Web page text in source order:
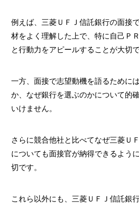
例えば、三菱ＵＦＪ信託銀行の面接
材をよく理解した上で、特に自己Ｐ
と行動力をアピールすることが大切で
一方、面接で志望動機を語るために
か、なぜ銀行を選ぶのかについて的
いけません。
さらに競合他社と比べてなぜ三菱Ｕ
についても面接官が納得できるよう
切です。
これら以外にも、三菱ＵＦＪ信託銀